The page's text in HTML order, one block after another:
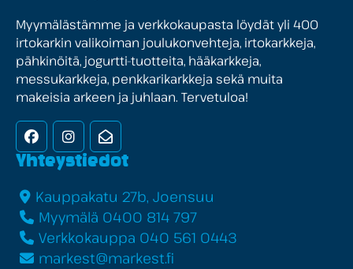
Myymälästämme ja verkkokaupasta löydät yli 400
irtokarkin valikoiman joulukonvehteja, irtokarkkeja,
pähkinöitä, jogurtti-tuotteita, hääkarkkeja,
messukarkkeja, penkkarikarkkeja sekä muita
makeisia arkeen ja juhlaan. Tervetuloa!
FacebookInstagramUutiskirje
Yhteystiedot
Kauppakatu 27b, Joensuu
Myymälä 0400 814 797
Verkkokauppa 040 561 0443
markest@markest.fi